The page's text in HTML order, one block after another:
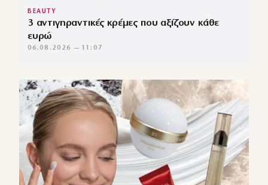
BEAUTY
3 αντιγηραντικές κρέμες που αξίζουν κάθε
ευρώ
06.08.2026 — 11:07